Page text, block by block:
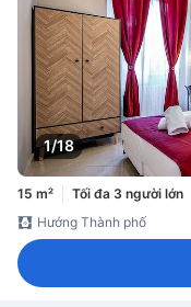
1/18
15 m² Tối đa 3 người lớn
Hướng Thành phố